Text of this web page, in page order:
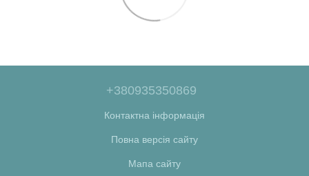
+380935350869
Контактна інформація
Повна версія сайту
Мапа сайту